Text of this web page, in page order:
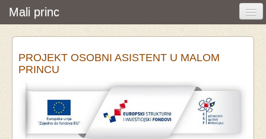
Mali princ
Početna
Vijesti i događanja
Udruga
Pretraživanje
PROJEKT OSOBNI ASISTENT U MALOM
PRINCU